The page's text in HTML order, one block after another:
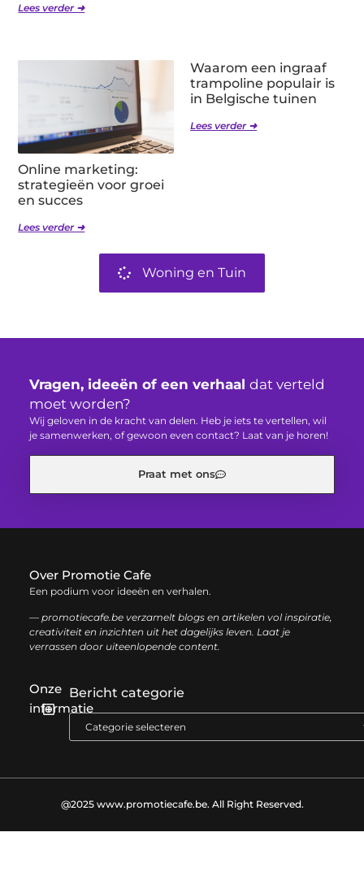
Lees verder ➜
Online marketing:
strategieën voor groei
en succes
Lees verder ➜
Waarom een ingraaf
trampoline populair is
in Belgische tuinen
Lees verder ➜
Woning en Tuin
Vragen, ideeën of een verhaal dat verteld
moet worden?
Wij geloven in de kracht van delen. Heb je iets te vertellen, wil
je samenwerken, of gewoon even contact? Laat van je horen!
Praat met ons
Over Promotie Cafe
Een podium voor ideeën en verhalen.
— promotiecafe.be verzamelt blogs en artikelen vol inspiratie,
creativiteit en inzichten uit het dagelijks leven. Laat je
verrassen door uiteenlopende content.
Onze
informatie
Bericht categorie
@2025 www.promotiecafe.be. All Right Reserved.​